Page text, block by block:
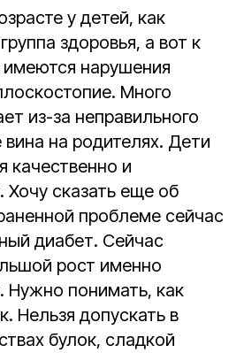
у детей, как
здоровья, а вот к
нарушения
Много
из-за неправильного
вина на родителях. Дети
качественно и
Хочу сказать еще об
проблеме сейчас
диабет. Сейчас
рост именно
Нужно понимать, как
Нельзя допускать в
булок, сладкой